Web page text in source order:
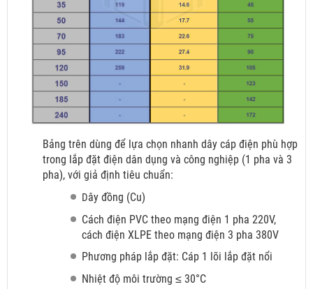
Bảng trên dùng để lựa chọn nhanh dây cáp điện phù hợp
trong lắp đặt điện dân dụng và công nghiệp (1 pha và 3
pha), với giả định tiêu chuẩn:
Dây đồng (Cu)
Cách điện PVC theo mạng điện 1 pha 220V,
cách điện XLPE theo mạng điện 3 pha 380V
Phương pháp lắp đặt: Cáp 1 lõi lắp đặt nổi
Nhiệt độ môi trường ≤ 30°C